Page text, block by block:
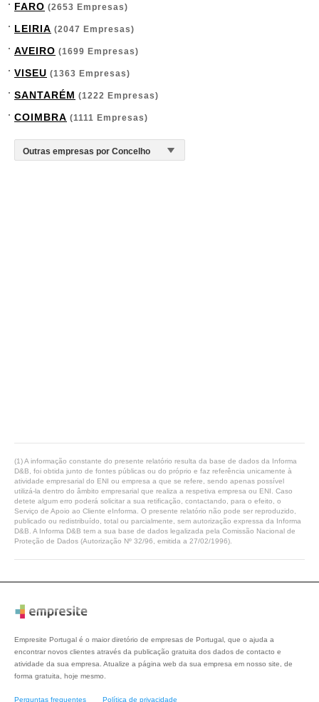
FARO (2653 Empresas)
LEIRIA (2047 Empresas)
AVEIRO (1699 Empresas)
VISEU (1363 Empresas)
SANTARÉM (1222 Empresas)
COIMBRA (1111 Empresas)
(1) A informação constante do presente relatório resulta da base de dados da Informa
D&B, foi obtida junto de fontes públicas ou do próprio e faz referência unicamente à
atividade empresarial do ENI ou empresa a que se refere, sendo apenas possível
utilizá-la dentro do âmbito empresarial que realiza a respetiva empresa ou ENI. Caso
detete algum erro poderá solicitar a sua retificação, contactando, para o efeito, o
Serviço de Apoio ao Cliente eInforma. O presente relatório não pode ser reproduzido,
publicado ou redistribuído, total ou parcialmente, sem autorização expressa da Informa
D&B. A Informa D&B tem a sua base de dados legalizada pela Comissão Nacional de
Proteção de Dados (Autorização Nº 32/96, emitida a 27/02/1996).
Empresite Portugal é o maior diretório de empresas de Portugal, que o ajuda a
encontrar novos clientes através da publicação gratuita dos dados de contacto e
atividade da sua empresa. Atualize a página web da sua empresa em nosso site, de
forma gratuita, hoje mesmo.
Perguntas frequentes Política de privacidade